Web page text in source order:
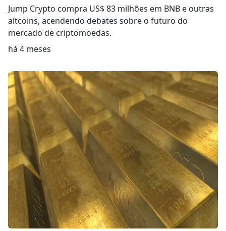
Jump Crypto compra US$ 83 milhões em BNB e outras
altcoins, acendendo debates sobre o futuro do
mercado de criptomoedas.
há 4 meses